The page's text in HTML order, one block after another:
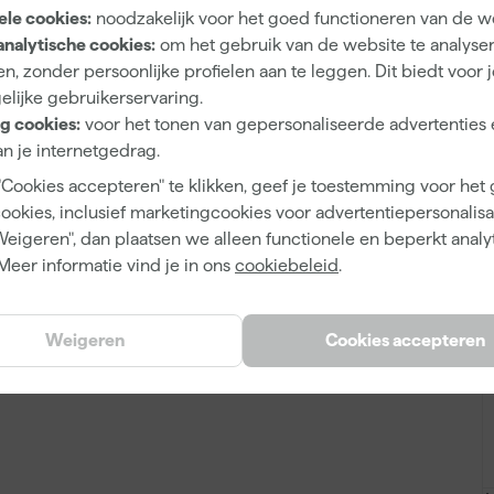
cookies: noodzakelijk voor het goed functioneren van de
cookies: om het gebruik van de website te
zonder persoonlijke profielen aan te leggen. Dit biedt voor
gebruikerservaring.
cookies: voor het tonen van gepersonaliseerde advertenties
je internetgedrag.
accepteren" te klikken, geef je toestemming voor het
inclusief marketingcookies voor
dan plaatsen we alleen functionele en beperkt
informatie vind je in ons cookiebeleid.
Cookies accepteren
Weigeren
8715743008832
353417
641.1
1 L